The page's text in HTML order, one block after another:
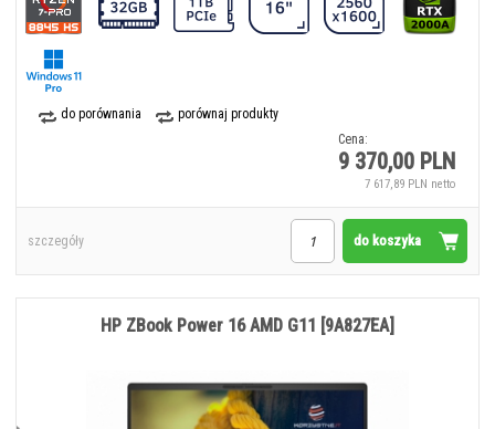
do porównania
porównaj produkty
Cena:
9 370,00 PLN
7 617,89 PLN netto
do koszyka
szczegóły
HP ZBook Power 16 AMD G11 [9A827EA]